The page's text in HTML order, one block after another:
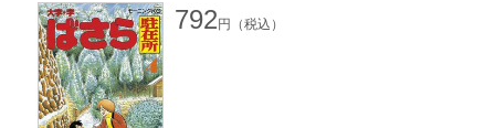
792 円（税込）